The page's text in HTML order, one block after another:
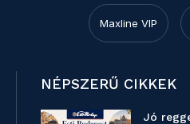
Maxline VIP
NÉPSZERŰ CIKKEK
Jó